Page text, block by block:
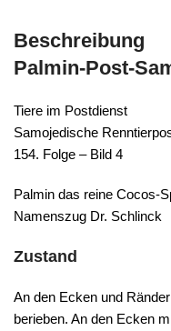
Beschreibung
Palmin-Post-
Tiere im Postdienst
Samojedische
154. Folge – Bild 4
Palmin das reine Cocos-
Namenszug Dr. Schlinck
Zustand
An den Ecken und
berieben. An den Ecken